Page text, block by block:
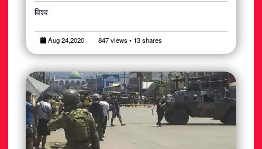
विश्व
Aug 24,2020 847 views • 13 shares